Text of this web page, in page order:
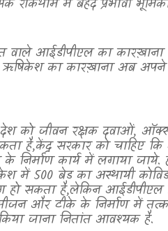
रोकथाम में बेहद प्रभावी
वाले आईडीपीएल का कारख़ाना
का कारख़ाना अब अपने
को जीवन रक्षक दवाओं,
है,केंद्र सरकार को चाहिए
निर्माण कार्य में लगाया
में 500 बेड का अस्थायी
हो सकता है,लेकिन आईडीपीएल
और टीके के निर्माण में
जाना नितांत आवश्यक है.